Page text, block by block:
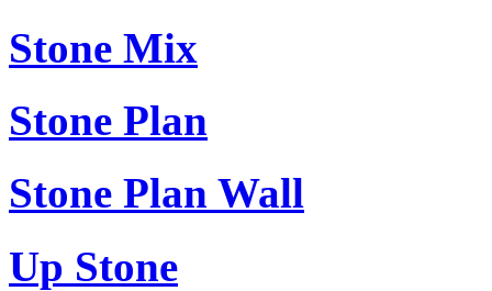
Stone Mix
Stone Plan
Stone Plan Wall
Up Stone